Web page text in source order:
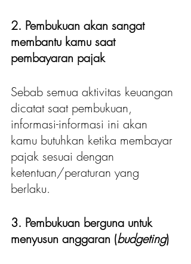
2. Pembukuan akan sangat
membantu kamu saat
pembayaran pajak
Sebab semua aktivitas keuangan
dicatat saat pembukuan,
informasi-informasi ini akan
kamu butuhkan ketika membayar
pajak sesuai dengan
ketentuan/peraturan yang
berlaku.
3. Pembukuan berguna untuk
menyusun anggaran (budgeting)